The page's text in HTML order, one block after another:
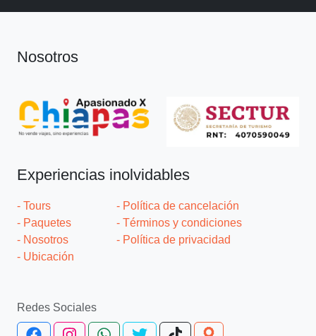
Nosotros
Experiencias inolvidables
- Tours
- Paquetes
- Nosotros
- Ubicación
- Política de cancelación
- Términos y condiciones
- Política de privacidad
Redes Sociales